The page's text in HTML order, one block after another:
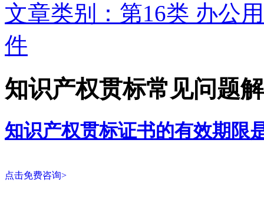
文章类别：第16类 办公
件
知识产权贯标常见问题
知识产权贯标证书的有效期限
点击免费咨询>